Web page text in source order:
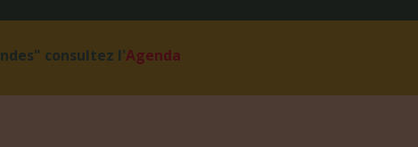
consultez l'Agenda